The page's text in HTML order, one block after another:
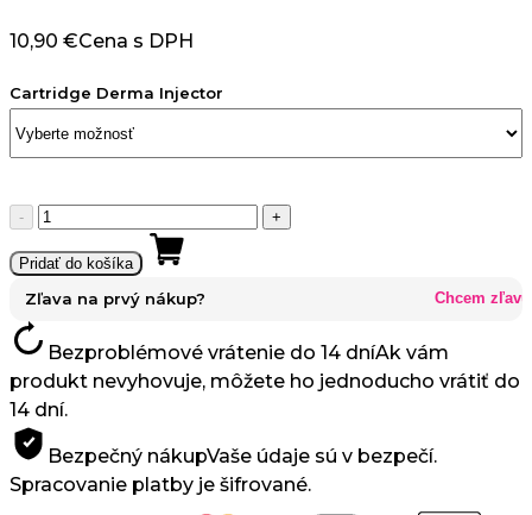
10,90 €Cena s DPH
Cartridge Derma Injector
-
množstvo
pre
Derma
1
–
5-
ihlový
+
Pridať do košíka
Zľava na prvý nákup? Chcem zľavu
Bezproblémové vrátenie do 14 dníAk vám
produkt nevyhovuje, môžete ho jednoducho vrátiť do
14 dní.
Bezpečný nákupVaše údaje sú v bezpečí.
Spracovanie platby je šifrované.